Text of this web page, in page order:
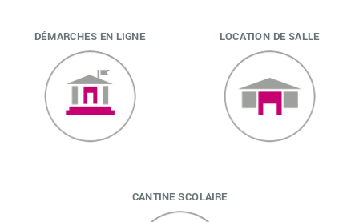
DÉMARCHES EN LIGNE LOCATION DE SALLE
CANTINE SCOLAIRE